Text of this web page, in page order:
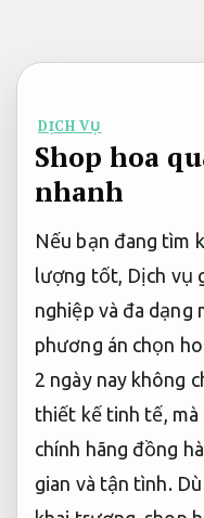
nội
dungDỊCH VỤ
Shop hoa
nhanh
Nếu bạn đang tìm
lượng tốt, Dịch vụ
nghiệp và đa dạng
phương án chọn
2 ngày nay không
thiết kế tinh tế,
chính hãng đồng
gian và tận tình.